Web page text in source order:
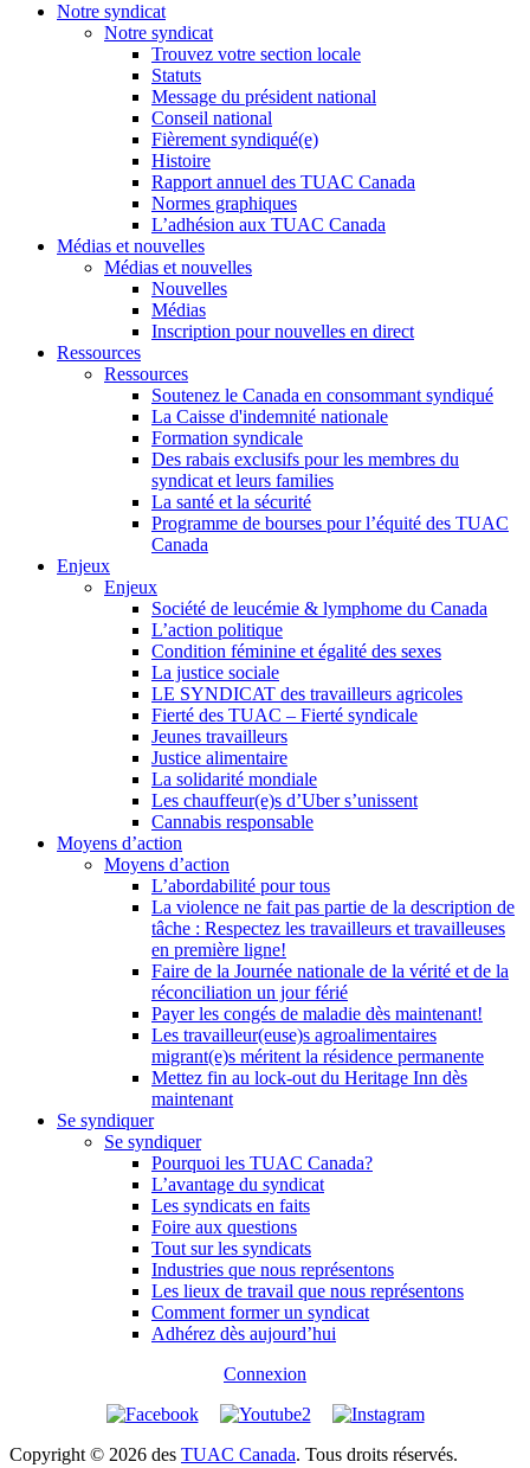
Notre syndicat
Notre syndicat
Trouvez votre section locale
Statuts
Message du président national
Conseil national
Fièrement syndiqué(e)
Histoire
Rapport annuel des TUAC Canada
Normes graphiques
L’adhésion aux TUAC Canada
Médias et nouvelles
Médias et nouvelles
Nouvelles
Médias
Inscription pour nouvelles en direct
Ressources
Ressources
Soutenez le Canada en consommant syndiqué
La Caisse d'indemnité nationale
Formation syndicale
Des rabais exclusifs pour les membres du
syndicat et leurs families
La santé et la sécurité
Programme de bourses pour l’équité des TUAC
Canada
Enjeux
Enjeux
Société de leucémie & lymphome du Canada
L’action politique
Condition féminine et égalité des sexes
La justice sociale
LE SYNDICAT des travailleurs agricoles
Fierté des TUAC – Fierté syndicale
Jeunes travailleurs
Justice alimentaire
La solidarité mondiale
Les chauffeur(e)s d’Uber s’unissent
Cannabis responsable
Moyens d’action
Moyens d’action
L’abordabilité pour tous
La violence ne fait pas partie de la description de
tâche : Respectez les travailleurs et travailleuses
en première ligne!
Faire de la Journée nationale de la vérité et de la
réconciliation un jour férié
Payer les congés de maladie dès maintenant!
Les travailleur(euse)s agroalimentaires
migrant(e)s méritent la résidence permanente
Mettez fin au lock-out du Heritage Inn dès
maintenant
Se syndiquer
Se syndiquer
Pourquoi les TUAC Canada?
L’avantage du syndicat
Les syndicats en faits
Foire aux questions
Tout sur les syndicats
Industries que nous représentons
Les lieux de travail que nous représentons
Comment former un syndicat
Adhérez dès aujourd’hui
Connexion
Copyright © 2026 des TUAC Canada. Tous droits réservés.